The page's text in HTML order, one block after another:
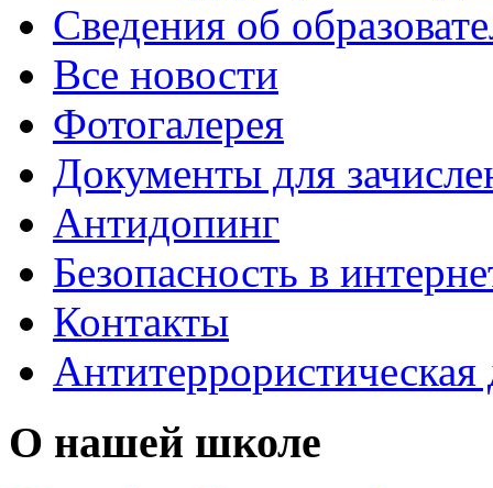
Сведения об
Все новости
Фотогалерея
Документы для
Антидопинг
Безопасность в
Контакты
Антитеррористическая
О нашей школе